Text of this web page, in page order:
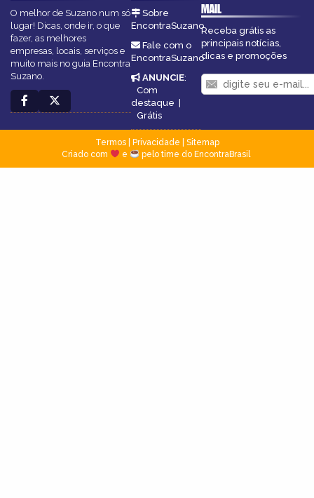
O melhor de Suzano num só
lugar! Dicas, onde ir, o que
fazer, as melhores
empresas, locais, serviços e
muito mais no guia Encontra
Suzano.
Sobre
EncontraSuzano
Fale com o
EncontraSuzano
ANUNCIE:
Com
destaque |
Grátis
MAIL
Receba grátis as
principais notícias,
dicas e promoções
Termos| Privacidade
Sitemap
Criado com
e pelo time do EncontraBrasil